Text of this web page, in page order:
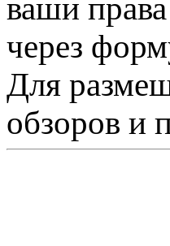
ваши
через
Для
обзоров и